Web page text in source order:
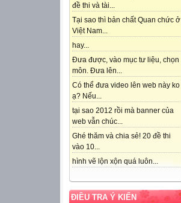
đề thi và tài...
Tại sao thì bản chất Quan chức ở
Việt Nam...
hay...
Đưa được, vào mục tư liệu, chọn
môn. Đưa lên...
Có thể đưa video lên web này ko
ạ? Nếu...
tại sao 2012 rồi mà banner của
web vẫn chúc...
Ghé thăm và chia sẻ! 20 đề thi
vào 10...
hình vẽ lộn xộn quá luôn...
ĐIỀU TRA Ý KIẾN